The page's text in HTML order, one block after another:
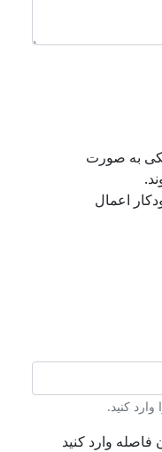
به صورت
اعمال
کنید.
وارد کنید